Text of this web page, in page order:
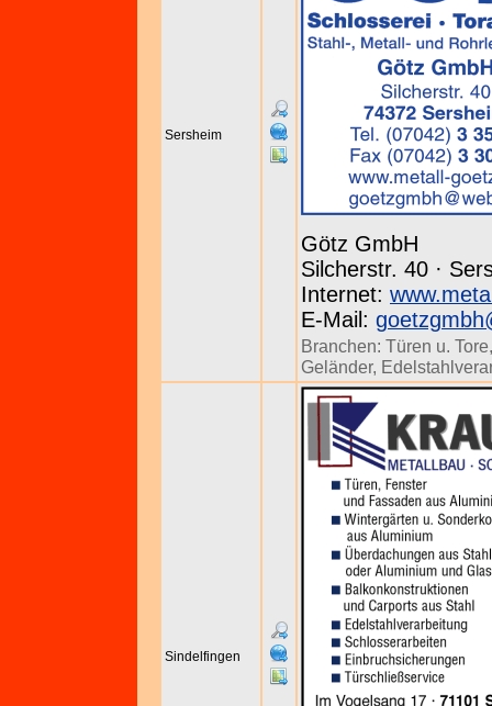
Sersheim
Götz GmbH
Silcherstr. 40 ·
Internet:
E-Mail:
Branchen: Türen u. Tore
Geländer,
Sindelfingen